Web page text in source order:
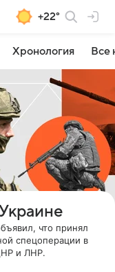
+22°
Хронология Все
что принял
спецоперации в
и ЛНР.